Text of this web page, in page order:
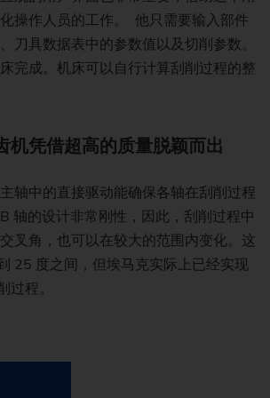
操作人员的工作。 他只需要输入部件
刀具数据表中的参数值以及切削参数。
完成。机床可以自行计算刮削过程的整
机凭借超高的质量脱颖而出
轴中的直接驱动能确保各轴在刮削过程
轴的设计非常刚性，因此，刮削过程中
叉角，也可以在较大的范围内变化。这
25 度之间，但埃马克实际上已经实现
程。
的IP地